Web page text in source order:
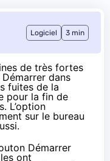
Logiciel 3 min
de très fortes
dans
fuites de la
pour la fin de
L’option
sur le bureau
Démarrer
ont